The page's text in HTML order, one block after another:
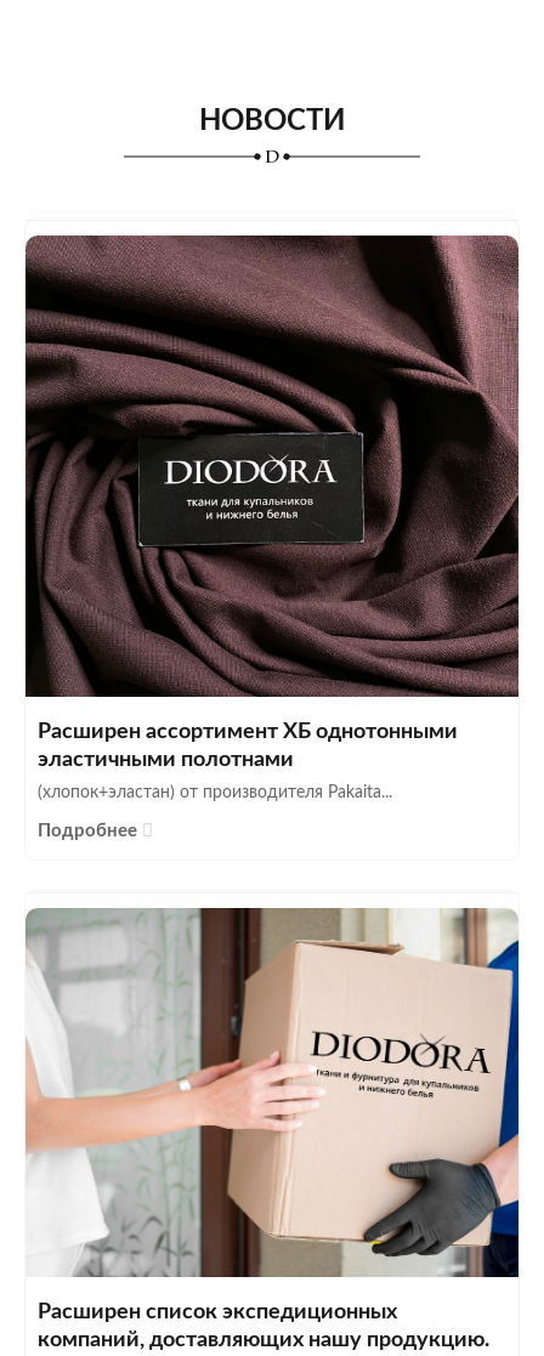
НОВОСТИ
Расширен ассортимент ХБ однотонными
эластичными полотнами
(хлопок+эластан) от производителя Pakaita...
Подробнее
Расширен список экспедиционных
компаний, доставляющих нашу продукцию.